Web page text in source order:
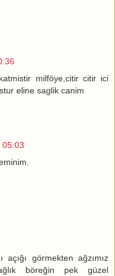
milföye,citir citir ici
eline saglik canim
05:03
görmekten ağzımız
böreğin pek güzel